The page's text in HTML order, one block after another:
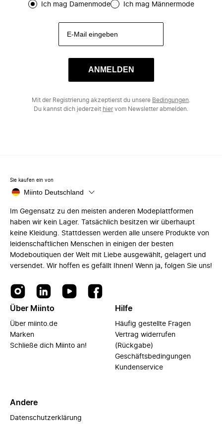
Ich mag Damenmode Ich mag Männermode
ANMELDEN
Mit der Registrierung akzeptierst du unsere Bedingungen
Du kannst dich jederzeit hiervom Newsletter abmelden.
Sie kaufen ein von
Miinto Deutschland
Im Gegensatz zu den meisten anderen Modeplattformen
haben wir kein Lager. Tatsächlich besitzen wir überhaupt
keine Kleidung. Stattdessen werden alle unsere Produkte von
leidenschaftlichen Menschen in einigen der besten
Modeboutiquen der Welt mit Liebe ausgewählt, gelagert und
versendet. Wir hoffen es gefällt Ihnen! Wenn ja, folgen Sie uns!
Über Miinto
Über miinto.de
Marken
Schließe dich Miinto an!
Hilfe
Häufig gestellte Fragen
Vertrag widerrufen
(Rückgabe)
Geschäftsbedingungen
Kundenservice
Andere
Datenschutzerklärung